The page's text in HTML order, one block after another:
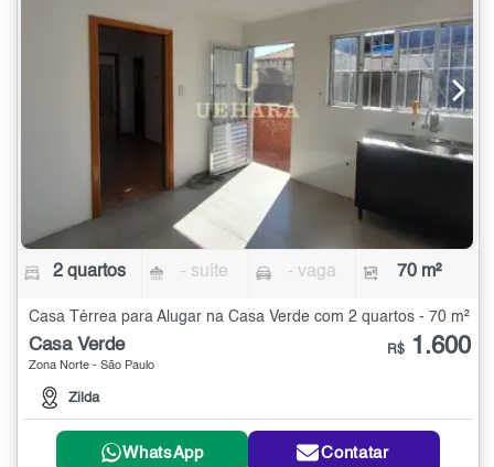
2 quartos - suíte - vaga 70 m²
Casa Térrea para Alugar na Casa Verde com 2 quartos - 70 m²
Casa Verde
Zona Norte - São Paulo
Zilda
R$ 1.600
WhatsApp Contatar